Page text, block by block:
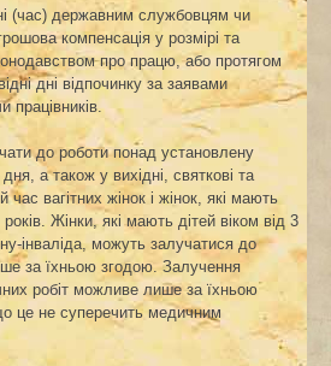
(час) державним службовцям чи
компенсація у розмірі та
про працю, або протягом
дні відпочинку за заявами
працівників.
до роботи понад установлену
а також у вихідні, святкові та
час вагітних жінок і жінок, які мають
Жінки, які мають дітей віком від 3
інваліда, можуть залучатися до
за їхньою згодою. Залучення
робіт можливе лише за їхньою
це не суперечить медичним